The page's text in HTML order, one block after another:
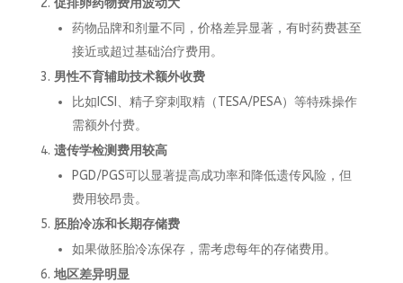
促排卵药物费用波动大
药物品牌和剂量不同，价格差异显著，有时药费甚至
接近或超过基础治疗费用。
男性不育辅助技术额外收费
比如ICSI、精子穿刺取精（TESA/PESA）等特殊操作
需额外付费。
遗传学检测费用较高
PGD/PGS可以显著提高成功率和降低遗传风险，但
费用较昂贵。
胚胎冷冻和长期存储费
如果做胚胎冷冻保存，需考虑每年的存储费用。
地区差异明显